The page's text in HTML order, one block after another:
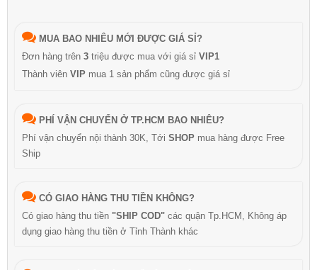
MUA BAO NHIÊU MỚI ĐƯỢC GIÁ SỈ?
Đơn hàng trên 3 triệu được mua với giá sỉ VIP1
Thành viên VIP mua 1 sản phẩm cũng được giá sỉ
PHÍ VẬN CHUYỂN Ở TP.HCM BAO NHIÊU?
Phí vận chuyển nội thành 30K, Tới SHOP mua hàng được Free
Ship
CÓ GIAO HÀNG THU TIỀN KHÔNG?
Có giao hàng thu tiền "SHIP COD" các quận Tp.HCM, Không áp
dụng giao hàng thu tiền ở Tỉnh Thành khác